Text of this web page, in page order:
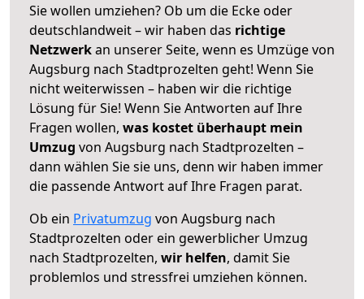
Sie wollen umziehen? Ob um die Ecke oder
deutschlandweit – wir haben das richtige
Netzwerkan unserer Seite, wenn es Umzüge von
Augsburg nach Stadtprozelten geht! Wenn Sie
nicht weiterwissen – haben wir die richtige
Lösung für Sie! Wenn Sie Antworten auf Ihre
Fragen wollen, was kostet überhaupt mein
Umzug von Augsburg nach Stadtprozelten –
dann wählen Sie sie uns, denn wir haben immer
die passende Antwort auf Ihre Fragen parat.
Ob ein Privatumzug von Augsburg nach
Stadtprozelten oder ein gewerblicher Umzug
nach Stadtprozelten, wir helfen, damit Sie
problemlos und stressfrei umziehen können.